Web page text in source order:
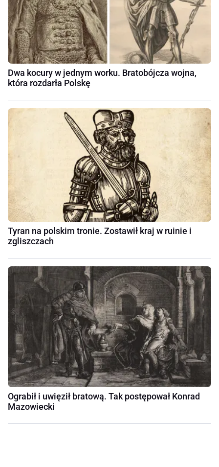
Dwa kocury w jednym worku. Bratobójcza wojna,
która rozdarła Polskę
Tyran na polskim tronie. Zostawił kraj w ruinie i
zgliszczach
Ograbił i uwięził bratową. Tak postępował Konrad
Mazowiecki